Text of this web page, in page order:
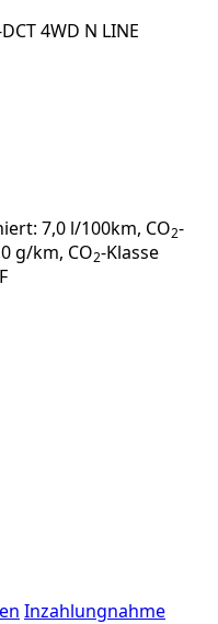
4WD N LINE
7,0 l/100km, CO2-
g/km, CO2-Klasse
Inzahlungnahme